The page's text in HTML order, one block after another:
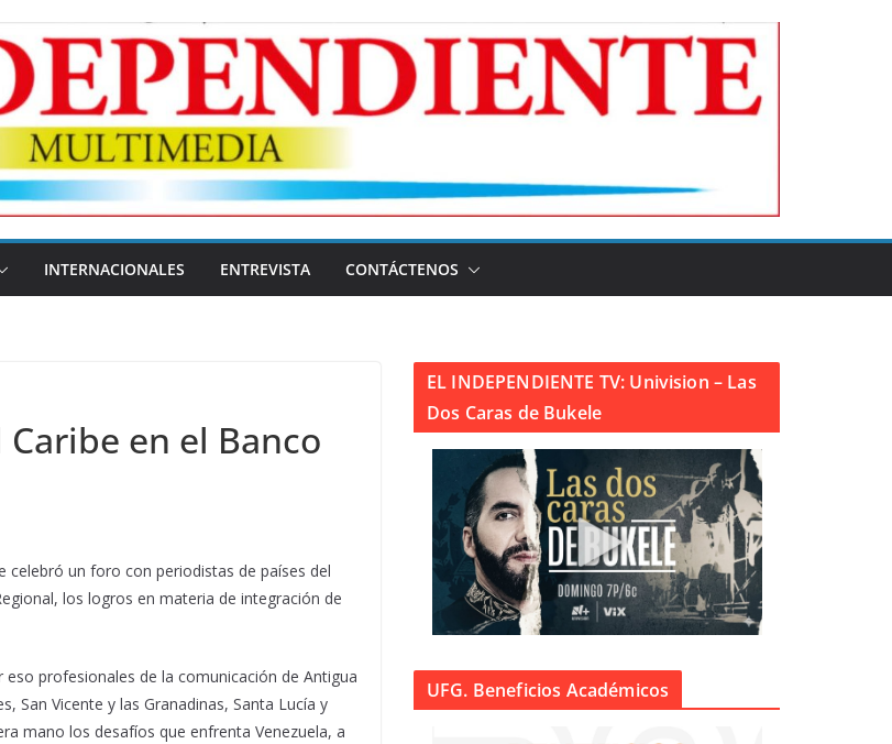
INTERNACIONALES ENTREVISTA CONTÁCTENOS
en el Banco
celebró un foro con periodistas de países del
los logros en materia de integración de
profesionales de la comunicación de Antigua
San Vicente y las Granadinas, Santa Lucía y
mano los desafíos que enfrenta Venezuela, a
EL INDEPENDIENTE TV: Univision – Las
Dos Caras de Bukele
UFG. Beneficios Académicos